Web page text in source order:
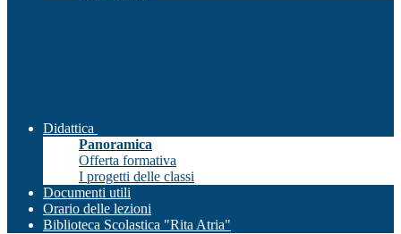
Didattica
Panoramica
Offerta formativa
I progetti delle classi
Documenti utili
Orario delle lezioni
Biblioteca Scolastica "Rita Atria"